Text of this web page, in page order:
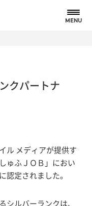
MENU
クパートナ
ル メディアが提供す
ゅふＪＯＢ」におい
認定されました。
シルバーランクは、